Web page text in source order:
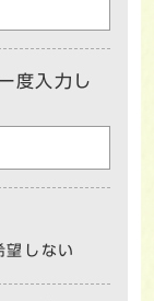
度入力し
望しない